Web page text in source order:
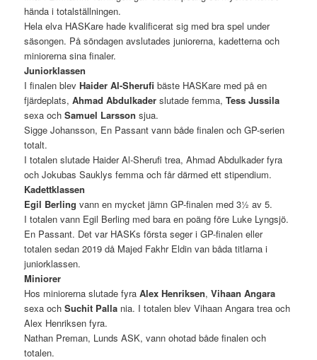
hända i totalställningen.
Hela elva HASKare hade kvalificerat sig med bra spel under
säsongen. På söndagen avslutades juniorerna, kadetterna och
miniorerna sina finaler.
Juniorklassen
I finalen blevHaider Al-Sherufi bäste HASKare med på en
fjärdeplats,Ahmad Abdulkader slutade femma,Tess Jussila
sexa ochSamuel Larsson sjua.
Sigge Johansson, En Passant vann både finalen och GP-serien
totalt.
I totalen slutade Haider Al-Sherufi trea, Ahmad Abdulkader fyra
och Jokubas Sauklys femma och får därmed ett stipendium.
Kadettklassen
Egil Berling vann en mycket jämn GP-finalen med 3½ av 5.
I totalen vann Egil Berling med bara en poäng före Luke Lyngsjö.
En Passant. Det var HASKs första seger i GP-finalen eller
totalen sedan 2019 då Majed Fakhr Eldin van båda titlarna i
juniorklassen.
Miniorer
Hos miniorerna slutade fyraAlex Henriksen,Vihaan Angara
sexa ochSuchit Palla nia. I totalen blev Vihaan Angara trea och
Alex Henriksen fyra.
Nathan Preman, Lunds ASK, vann ohotad både finalen och
totalen.